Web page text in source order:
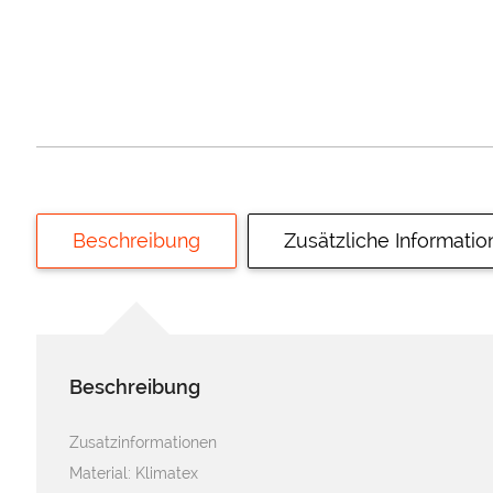
Beschreibung Zusätzliche
Beschreibung
Zusatzinformationen
Material: Klimatex